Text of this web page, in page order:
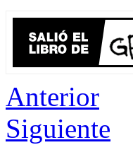
Anterior
Siguiente